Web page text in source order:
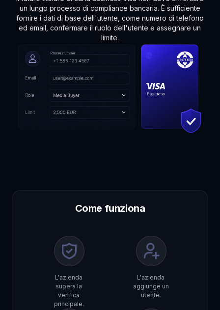
un lungo processo di compliance bancaria. È sufficiente
fornire i dati di base dell'utente, come numero di telefono
ed email, confermare il ruolo dell'utente e assegnare un
limite.
Come funziona
L'azienda
supera la
verifica
principale.
L'azienda
aggiunge un
utente.